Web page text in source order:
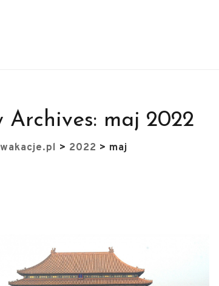
Archives: maj 2022
> 2022 > maj